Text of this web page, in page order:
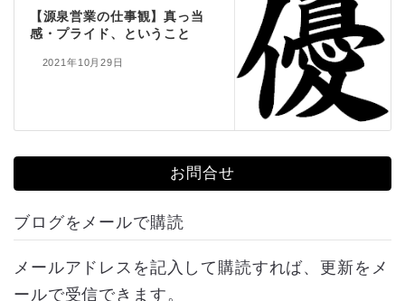
【源泉営業の仕事観】真っ当
感・プライド、ということ
2021年10月29日
お問合せ
ブログをメールで購読
メールアドレスを記入して購読すれば、更新をメ
ールで受信できます。